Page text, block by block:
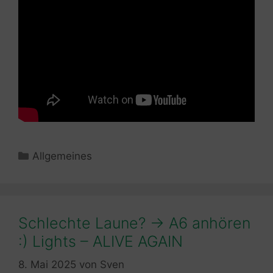
Kategorien
Allgemeines
Schlechte Laune? -> A6 anhören
:) Lights – ALIVE AGAIN
8. Mai 2025 von Sven